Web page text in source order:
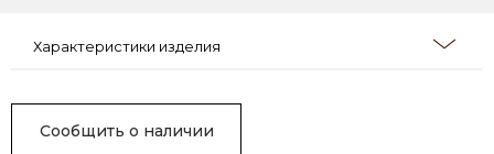
Характеристики изделия
Сообщить о наличии